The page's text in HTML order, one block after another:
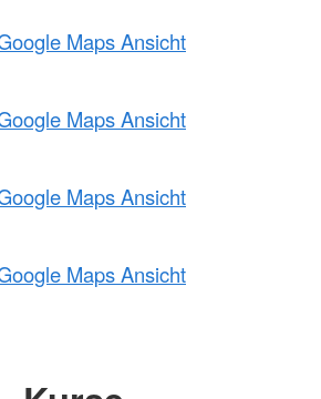
Maps Ansicht
Maps Ansicht
Maps Ansicht
Maps Ansicht